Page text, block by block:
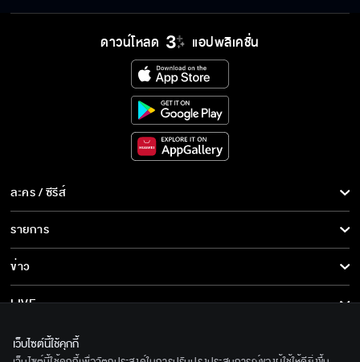
ดาวน์โหลด แอปพลิเคชั่น
ละคร / ซีรีส์
ละคร/ซีรีส์
ซีรีส์นานาชาติ
การ์ตูน & เกม
รายการ
รายการทั้งหมด
ข่าว
ข่าวทั้งหมด
ข่าวประชาสัมพันธ์
LIVE
เกี่ยวกับเรา
เว็บไซต์นี้ใช้คุกกี้